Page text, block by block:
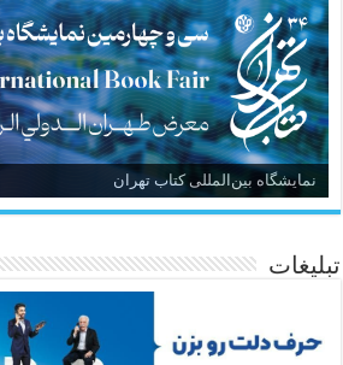
نمایشگاه بین‌المللی کتاب تهران
تبلیغات